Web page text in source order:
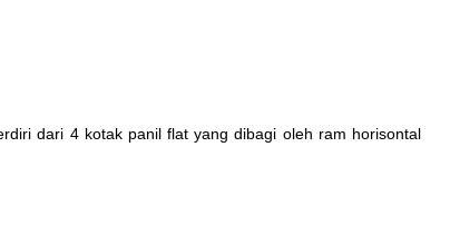
dari 4 kotak panil flat yang dibagi oleh ram horisontal